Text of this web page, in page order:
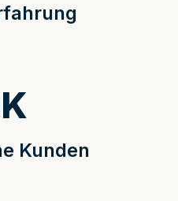
Kunden
K